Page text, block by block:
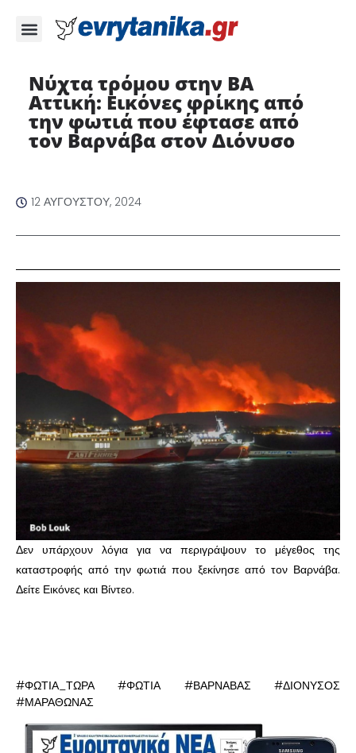
Νύχτα τρόμου στην ΒΑ
Αττική: Εικόνες φρίκης από
την φωτιά που έφτασε από
τον Βαρνάβα στον Διόνυσο
12 ΑΥΓΟΎΣΤΟΥ, 2024
Δεν υπάρχουν λόγια για να περιγράψουν το μέγεθος της
καταστροφής από την φωτιά που ξεκίνησε από τον Βαρνάβα.
Δείτε Εικόνες και Βίντεο.
#ΦΩΤΙΑ_ΤΩΡΑ #ΦΩΤΙΑ #ΒΑΡΝΑΒΑΣ #ΔΙΟΝΥΣΟΣ
#ΜΑΡΑΘΩΝΑΣ